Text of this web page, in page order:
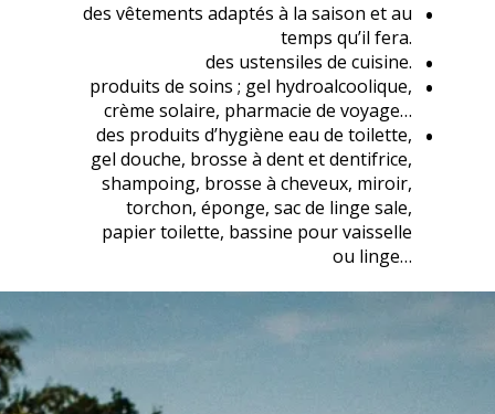
des vêtements adaptés à la saison et au
temps qu’il fera.
des ustensiles de cuisine.
produits de soins ; gel hydroalcoolique,
crème solaire, pharmacie de voyage…
des produits d’hygiène eau de toilette,
gel douche, brosse à dent et dentifrice,
shampoing, brosse à cheveux, miroir,
torchon, éponge, sac de linge sale,
papier toilette, bassine pour vaisselle
ou linge…